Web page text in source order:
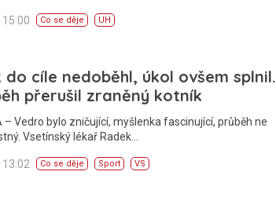
15:00 Co se děje UH
do cíle nedoběhl, úkol ovšem splnil.
přerušil zraněný kotník
– Vedro bylo zničující, myšlenka fascinující, průběh ne
Vsetínský lékař Radek…
13:02 Co se děje Sport VS